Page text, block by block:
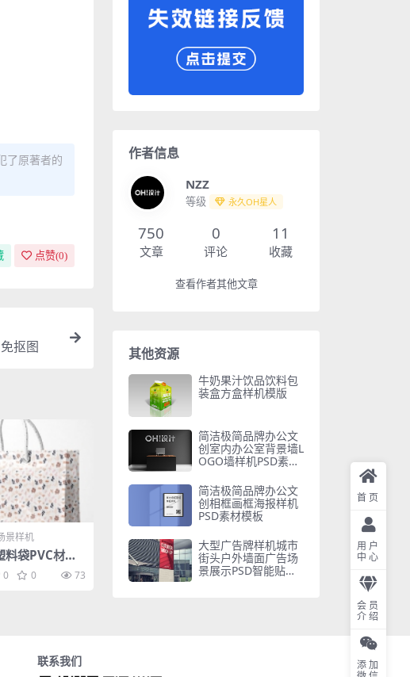
了原著者的
点赞(0)
抠图
景样机
料袋PVC材质
展示效果图PS
素材
0 0 73
作者信息
NZZ
等级 永久OH星人
750
文章
0
评论
11
收藏
查看作者其他文章
其他资源
牛奶果汁饮品饮料包
装盒方盒样机模版
简洁极简品牌办公文
创室内办公室背景墙L
OGO墙样机PSD素材
简洁极简品牌办公文
创相框画框海报样机
PSD素材模板
大型广告牌样机城市
街头户外墙面广告场
景展示PSD智能贴图
联系我们
首页
用户
中心
会员
介绍
添加